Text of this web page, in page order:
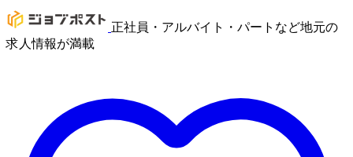
正社員・アルバイト・パートなど地元の
求人情報が満載